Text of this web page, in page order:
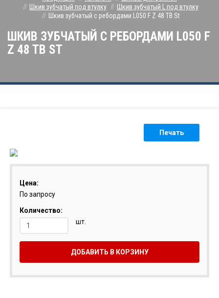
Шкив зубчатый под втулку
Шкив зубчатый L под втулку
Шкив зубчатый с ребордами L050 F Z 48 TB St
ШКИВ ЗУБЧАТЫЙ С РЕБОРДАМИ L050 F
Z 48 TB ST
Печать
Цена:
По запросу
Количество:
шт.
ДОБАВИТЬ В КОРЗИНУ